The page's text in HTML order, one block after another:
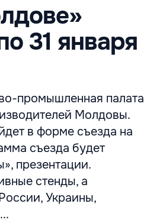
31 января
промышленная палата
Молдовы.
в форме съезда на
съезда будет
презентации.
стенды, а
Украины,